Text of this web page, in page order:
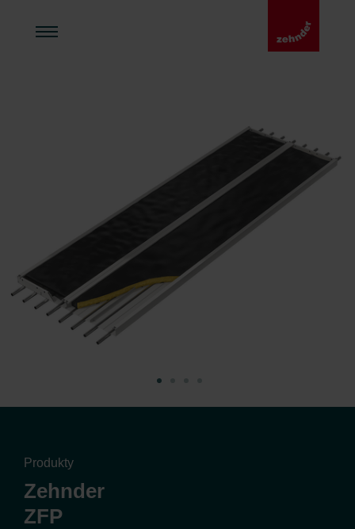
Produkty
Zehnder
ZFP